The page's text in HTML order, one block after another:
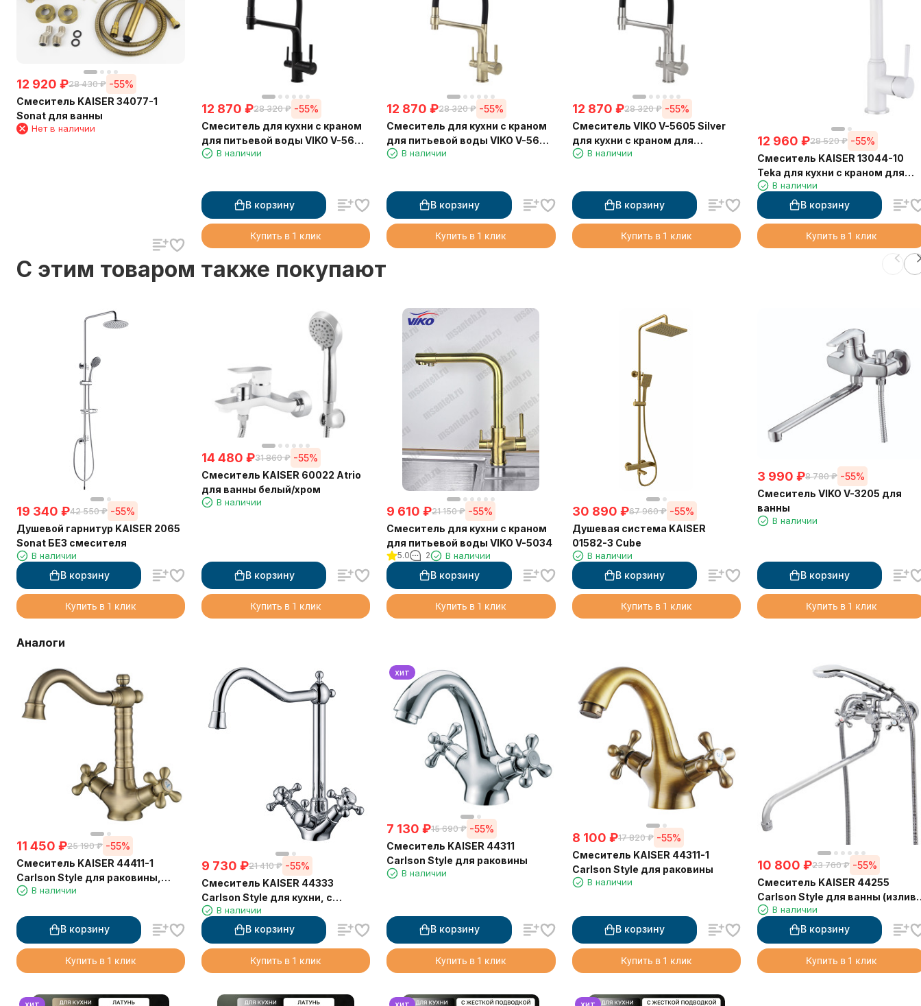
12 920 ₽28 430 ₽ -55%
Смеситель KAISER 34077-1
Sonat для ванны
Нет в наличии
12 870 ₽28 320 ₽ -55%
Смеситель для кухни с краном
для питьевой воды VIKO V-5602
Ø35 с черным гибким изливом
В наличии
В корзину
Купить в 1 клик
12 870 ₽28 320 ₽ -55%
Смеситель для кухни с краном
для питьевой воды VIKO V-5603
с черным гибким изливом
В наличии
В корзину
Купить в 1 клик
12 870 ₽28 320 ₽ -55%
Смеситель VIKO V-5605 Silver
для кухни с краном для
питьевой воды с черным
В наличии
В корзину
Купить в 1 клик
12 960 ₽28 520 ₽ -55%
Смеситель KAISER 13044-10
Teka для кухни с краном для
питьевой воды, белый глянец
В наличии
В корзину
Купить в 1 клик
C этим товаром также покупают
19 340 ₽42 550 ₽ -55%
Душевой гарнитур KAISER 2065
Sonat БЕЗ смесителя
В наличии
В корзину
Купить в 1 клик
14 480 ₽31 860 ₽ -55%
Смеситель KAISER 60022 Atrio
для ванны белый/хром
В наличии
В корзину
Купить в 1 клик
9 610 ₽21 150 ₽ -55%
Смеситель для кухни с краном
для питьевой воды VIKO V-5034
5.0 2 В наличии
В корзину
Купить в 1 клик
30 890 ₽67 960 ₽ -55%
Душевая система KAISER
01582-3 Cube
В наличии
В корзину
Купить в 1 клик
3 990 ₽8 780 ₽ -55%
Смеситель VIKO V-3205 для
ванны
В наличии
В корзину
Купить в 1 клик
Аналоги
11 450 ₽25 190 ₽ -55%
Смеситель KAISER 44411-1
Carlson Style для раковины,
бронзовый
В наличии
В корзину
Купить в 1 клик
9 730 ₽21 410 ₽ -55%
Смеситель KAISER 44333
Carlson Style для кухни, с
краном для питьевой воды,
хром
В наличии
В корзину
Купить в 1 клик
хит
7 130 ₽15 690 ₽ -55%
Смеситель KAISER 44311
Carlson Style для раковины
В наличии
В корзину
Купить в 1 клик
8 100 ₽17 820 ₽ -55%
Смеситель KAISER 44311-1
Carlson Style для раковины
В наличии
В корзину
Купить в 1 клик
10 800 ₽23 760 ₽ -55%
Смеситель KAISER 44255
Carlson Style для ванны (излив
7242)В наличии
В корзину
Купить в 1 клик